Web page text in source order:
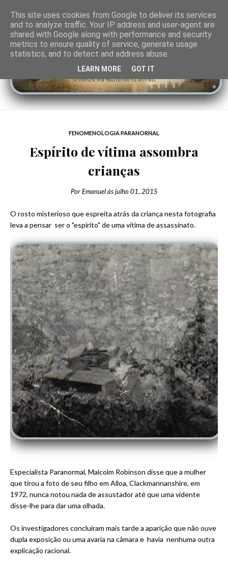
FENOMENOLOGIA PARANORNAL
Espírito de vítima assombra
crianças
Por Emanuel àsjulho 01, 2015
O rosto misterioso que espreita atrás da criança nesta fotografia
leva a pensar ser o "espírito" de uma vítima de assassinato.
Especialista Paranormal, Malcolm Robinson disse que a mulher
que tirou a foto de seu filho em Alloa, Clackmannanshire, em
1972, nunca notou nada de assustador até que uma vidente
disse-lhe para dar uma olhada.
Os investigadores concluíram mais tarde a aparição que não ouve
dupla exposição ou uma avaria na câmara e havia nenhuma outra
explicação racional.
This site uses cookies from Google to deliver its services
and to analyze traffic. Your IP address and user-agent are
shared with Google along with performance and security
metrics to ensure quality of service, generate usage
statistics, and to detect and address abuse.
LEARN MORE GOT IT